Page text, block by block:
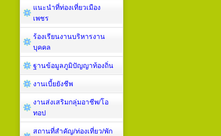
แนะนำที่ท่องเที่ยวเมือง
เพชร
ร้องเรียนงานบริหารงาน
บุคคล
ฐานข้อมูลภูมิปัญญาท้องถิ่น
งานเบี้ยยังชีพ
งานส่งเสริมกลุ่มอาชีพ/โอ
ทอป
สถานที่สำคัญ/ท่องเที่ยว/พัก